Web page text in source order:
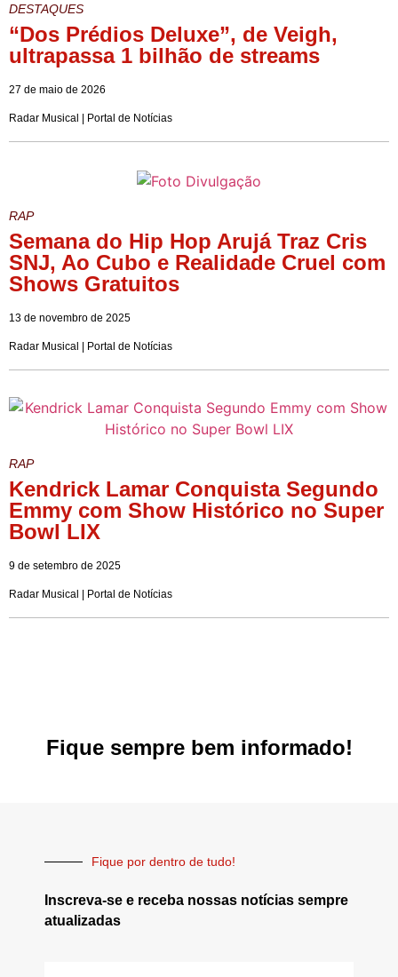
DESTAQUES
“Dos Prédios Deluxe”, de Veigh,
ultrapassa 1 bilhão de streams
27 de maio de 2026
Radar Musical | Portal de Notícias
RAP
Semana do Hip Hop Arujá Traz Cris
SNJ, Ao Cubo e Realidade Cruel com
Shows Gratuitos
13 de novembro de 2025
Radar Musical | Portal de Notícias
RAP
Kendrick Lamar Conquista Segundo
Emmy com Show Histórico no Super
Bowl LIX
9 de setembro de 2025
Radar Musical | Portal de Notícias
Fique sempre bem informado!
Fique por dentro de tudo!
Inscreva-se e receba nossas notícias sempre
atualizadas